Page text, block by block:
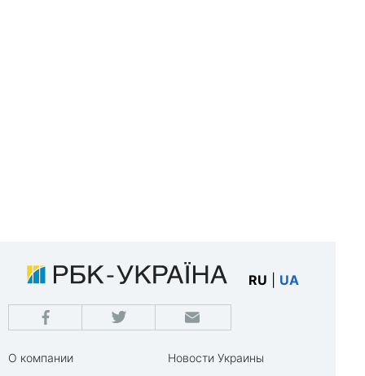
RU UA
О компании
Новости Украины